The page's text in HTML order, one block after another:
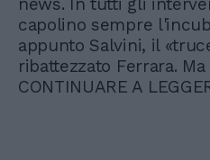
capolino sempre
appunto Salvini, il
ribattezzato Ferrara. Ma
CONTINUARE A